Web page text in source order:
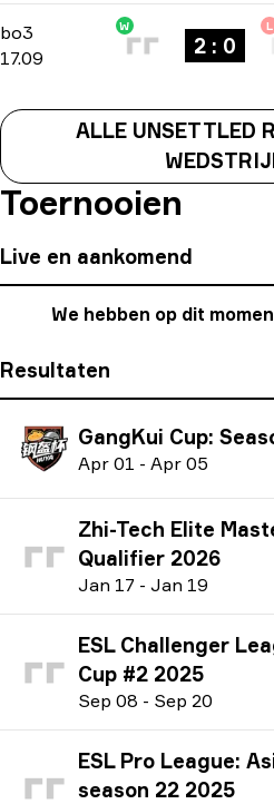
bo3 -bo3
17.09
W
2 : 0
L
ALLE UNSETTLED
Toernooien
Live en aankomend
We hebben op dit
Resultaten
GangKui Cup:
Apr 01 - Apr 05
Zhi-Tech Elite
Qualifier 2026
Jan 17 - Jan 19
ESL Challenger
Cup #2 2025
Sep 08 - Sep 20
ESL Pro League:
season 22 2025